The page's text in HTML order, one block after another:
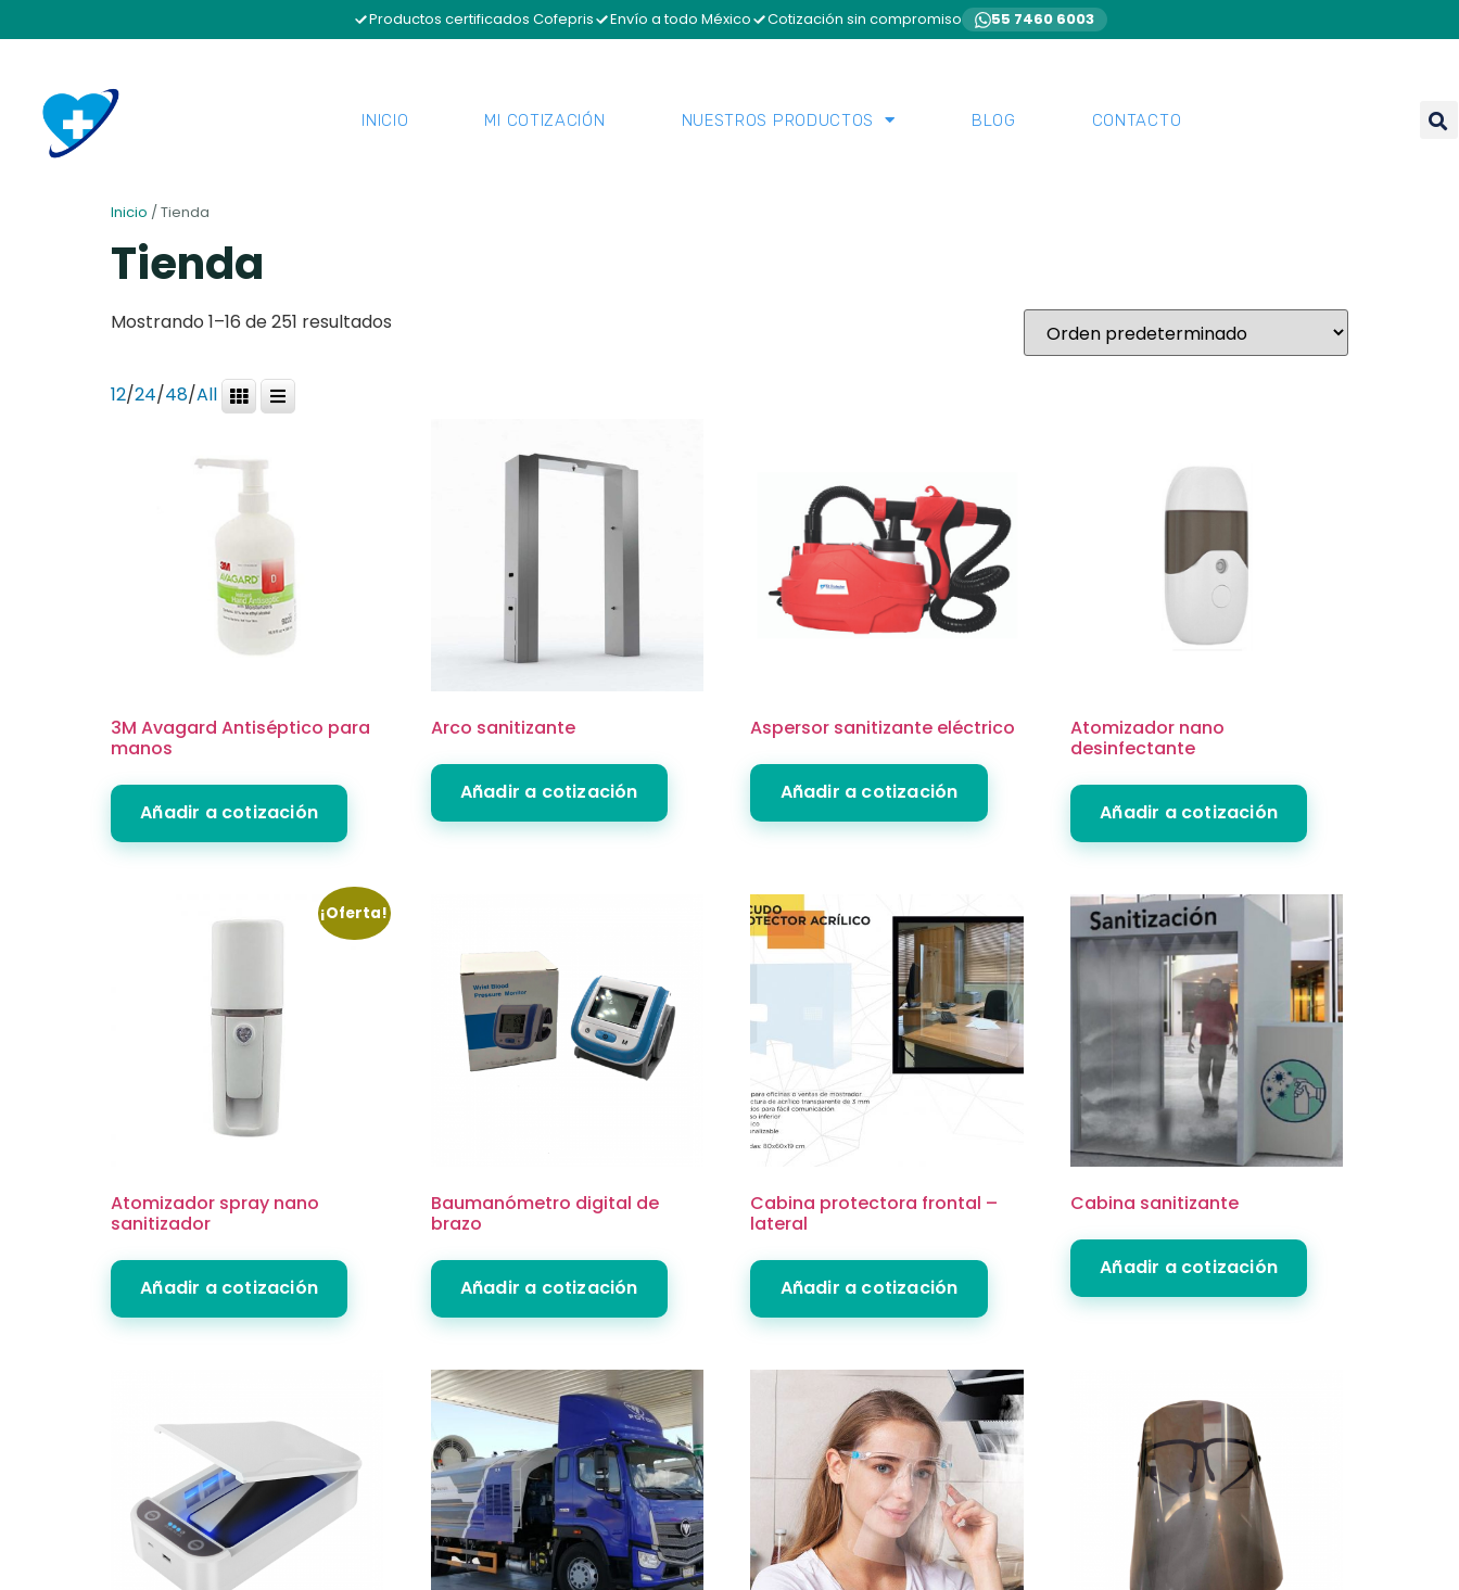
Productos certificados Cofepris Envío a todo México Cotización sin compromiso 55 7460 6003
INICIO MI COTIZACIÓN NUESTROS PRODUCTOS BLOG CONTACTO
Inicio / Tienda
Tienda
Mostrando 1–16 de 251 resultados
12/24/48/All
3M Avagard Antiséptico para
manos
Añadir a cotización
Arco sanitizante
Añadir a cotización
Aspersor sanitizante eléctrico
Añadir a cotización
Atomizador nano
desinfectante
Añadir a cotización
¡Oferta!
Atomizador spray nano
sanitizador
Añadir a cotización
Baumanómetro digital de
brazo
Añadir a cotización
Cabina protectora frontal –
lateral
Añadir a cotización
Cabina sanitizante
Añadir a cotización